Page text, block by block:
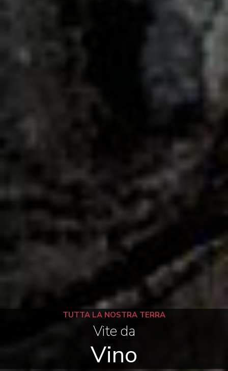
TUTTA LA NOSTRA TERRA
Vite da
Vino